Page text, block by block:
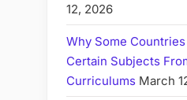
12, 2026
Why Some
Certain Subjects
Curriculums March